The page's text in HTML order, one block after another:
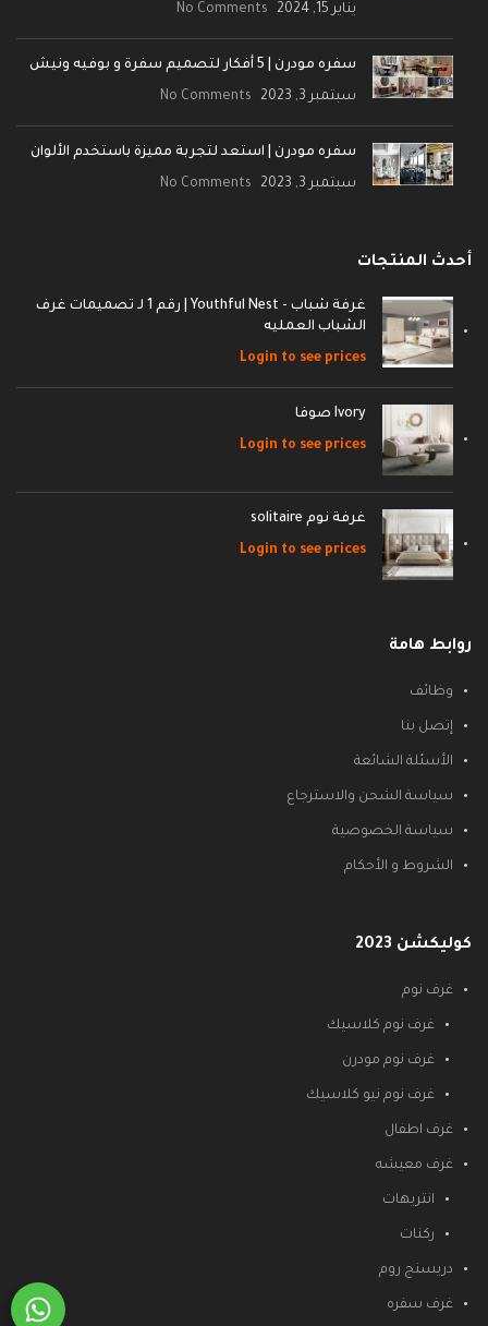
يناير 15, 2024 No Comments
سفره مودرن | 5 أفكار لتصميم سفرة و بوفيه ونيش
سبتمبر 3, 2023 No Comments
سفره مودرن | استعد لتجربة مميزة باستخدم الألوان
سبتمبر 3, 2023 No Comments
أحدث المنتجات
غرفة شباب - Youthful Nest | رقم 1 لـ تصميمات غرف
الشباب العمليه
Login to see prices
Ivory صوفا
Login to see prices
غرفة نوم solitaire
Login to see prices
روابط هامة
وظائف
إتصل بنا
الأسئلة الشائعة
سياسة الشحن والاسترجاع
سياسة الخصوصية
الشروط و الأحكام
كوليكشن 2023
غرف نوم
غرف نوم كلاسيك
غرف نوم مودرن
غرف نوم نيو كلاسيك
غرف اطفال
غرف معيشه
انتريهات
ركنات
دريسنج روم
غرف سفره